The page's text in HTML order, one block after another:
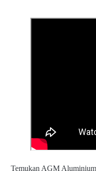
Temukan AGM